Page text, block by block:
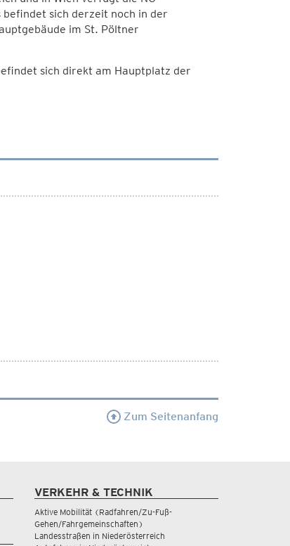
sich derzeit noch in der
im St. Pöltner
sich direkt am Hauptplatz der
Zum Seitenanfang
VERKEHR & TECHNIK
Aktive Mobilität (Radfahren/Zu-Fuß-
Gehen/Fahrgemeinschaften)
Landesstraßen in Niederösterreich